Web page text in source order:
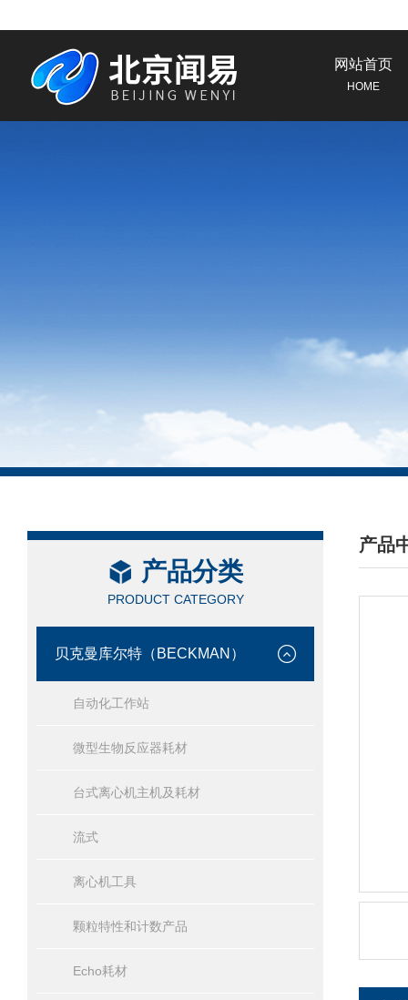
网站首页
HOME
产品分类
PRODUCT CATEGORY
贝克曼库尔特（BECKMAN）
自动化工作站
微型生物反应器耗材
台式离心机主机及耗材
流式
离心机工具
颗粒特性和计数产品
Echo耗材
产品
/